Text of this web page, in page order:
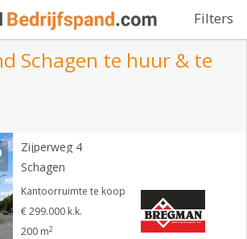
Filters
Schagen te huur & te
Zijperweg 4
Schagen
Kantoorruimte te koop
€ 299.000 k.k.
200 m2